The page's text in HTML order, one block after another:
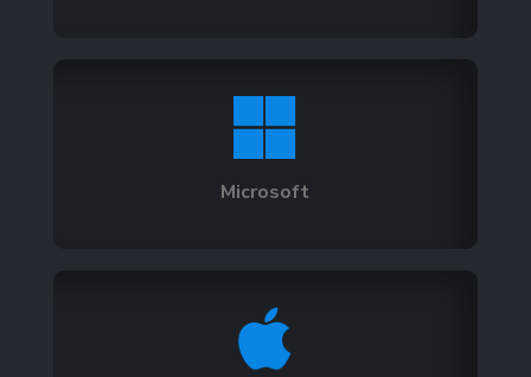

Microsoft
